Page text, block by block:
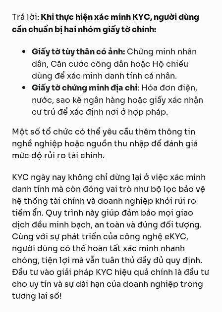
Trả lời: Khi thực hiện xác minh KYC, người dùng
cần chuẩn bị hai nhóm giấy tờ chính:
Giấy tờ tùy thân có ảnh: Chứng minh nhân
dân, Căn cước công dân hoặc Hộ chiếu
dùng để xác minh danh tính cá nhân.
Giấy tờ chứng minh địa chỉ: Hóa đơn điện,
nước, sao kê ngân hàng hoặc giấy xác nhận
cư trú để xác định nơi ở hợp pháp.
Một số tổ chức có thể yêu cầu thêm thông tin
nghề nghiệp hoặc nguồn thu nhập để đánh giá
mức độ rủi ro tài chính.
KYC ngày nay không chỉ dừng lại ở việc xác minh
danh tính mà còn đóng vai trò như bộ lọc bảo vệ
hệ thống tài chính và doanh nghiệp khỏi rủi ro
tiềm ẩn. Quy trình này giúp đảm bảo mọi giao
dịch đều minh bạch, an toàn và đúng đối tượng.
Cùng với sự phát triển của công nghệ eKYC,
người dùng có thể hoàn tất xác minh nhanh
chóng, tiện lợi mà vẫn tuân thủ đầy đủ quy định.
Đầu tư vào giải pháp KYC hiệu quả chính là đầu tư
cho uy tín và sự dài hạn của doanh nghiệp trong
tương lai số!